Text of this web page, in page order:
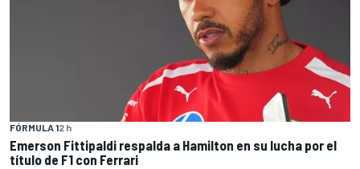
FÓRMULA 12 h
Emerson Fittipaldi respalda a Hamilton en su lucha por el
título de F1 con Ferrari